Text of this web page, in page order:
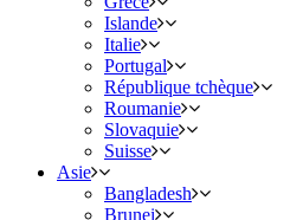
Islande
Italie
Portugal
République tchèque
Roumanie
Slovaquie
Suisse
Asie
Bangladesh
Brunei